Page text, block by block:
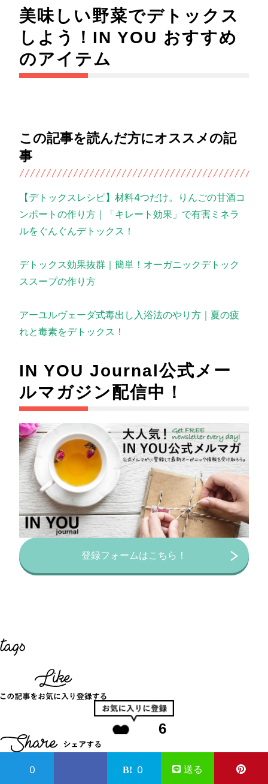
美味しい野菜でデトックス
しよう！IN YOU おすすめ
のアイテム
この記事を読んだ方にオススメの記
事
【デトックスレシピ】材料4つだけ。りんごの甘酒コ
ンポートの作り方｜「キレート効果」で有害ミネラ
ルをぐんぐんデトックス！
デトックス効果抜群｜簡単！オーガニックデトック
ススープの作り方
アーユルヴェーダ式毒出し入浴法のやり方｜夏の疲
れと毒素をデトックス！
IN YOU Journal公式メー
ルマガジン配信中！
登録フォームはこちら！
6
0 0 送る